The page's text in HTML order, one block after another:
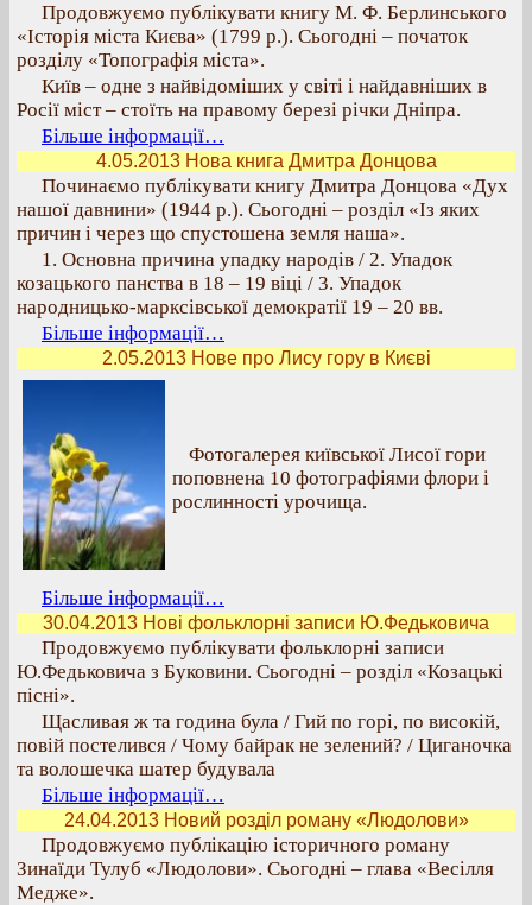
Продовжуємо публікувати книгу М. Ф. Берлинського
«Історія міста Києва» (1799 р.). Сьогодні – початок
розділу «Топографія міста».
Київ – одне з найвідоміших у світі і найдавніших в
Росії міст – стоїть на правому березі річки Дніпра.
Більше інформації…
4.05.2013 Нова книга Дмитра Донцова
Починаємо публікувати книгу Дмитра Донцова «Дух
нашої давнини» (1944 р.). Сьогодні – розділ «Із яких
причин і через що спустошена земля наша».
1. Основна причина упадку народів / 2. Упадок
козацького панства в 18 – 19 віці / 3. Упадок
народницько-марксівської демократії 19 – 20 вв.
Більше інформації…
2.05.2013 Нове про Лису гору в Києві
Фотогалерея київської Лисої гори
поповнена 10 фотографіями флори і
рослинності урочища.
Більше інформації…
30.04.2013 Нові фольклорні записи Ю.Федьковича
Продовжуємо публікувати фольклорні записи
Ю.Федьковича з Буковини. Сьогодні – розділ «Козацькі
пісні».
Щасливая ж та година була / Гий по горі, по високій,
повій постелився / Чому байрак не зелений? / Циганочка
та волошечка шатер будувала
Більше інформації…
24.04.2013 Новий розділ роману «Людолови»
Продовжуємо публікацію історичного роману
Зинаїди Тулуб «Людолови». Сьогодні – глава «Весілля
Медже».